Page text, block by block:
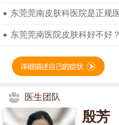
东莞莞南皮肤科医院是正规
东莞莞南医院皮肤科好不好
医生团队
殷芳